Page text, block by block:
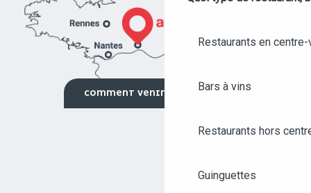
Restaurants en
Bars à vins
Restaurants hors
Guinguettes
COMMENT VENIR ?